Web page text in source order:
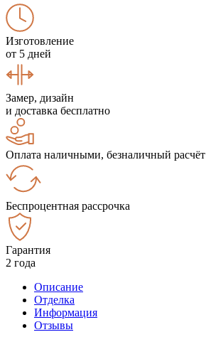
Изготовление
от 5 дней
Замер, дизайн
и доставка бесплатно
Оплата наличными, безналичный расчёт
Беспроцентная рассрочка
Гарантия
2 года
Описание
Отделка
Информация
Отзывы